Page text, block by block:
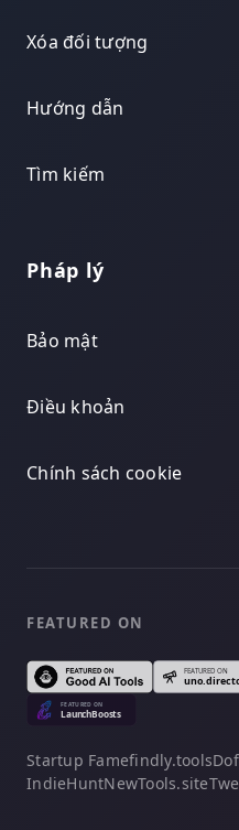
Xóa đối tượng
Hướng dẫn
Tìm kiếm
Pháp lý
Bảo mật
Điều khoản
Chính sách cookie
FEATURED ON
Startup Famefindly.tools
IndieHuntNewTools.site